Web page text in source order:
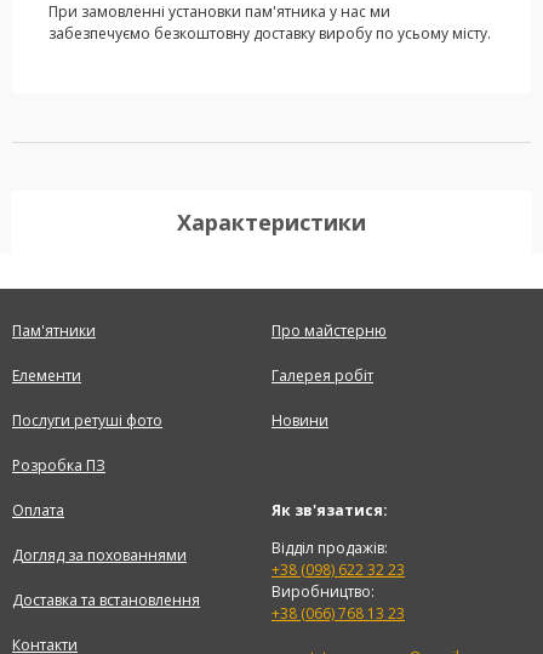
При замовленні установки пам'ятника у нас ми
забезпечуємо безкоштовну доставку виробу по усьому місту.
Характеристики
Пам'ятники
Елементи
Послуги ретуші фото
Розробка ПЗ
Про майстерню
Галерея робіт
Новини
Оплата
Догляд за похованнями
Доставка та встановлення
Контакти
Як зв'язатися:
Відділ продажів:
+38 (098) 622 32 23
Виробництво:
+38 (066) 768 13 23